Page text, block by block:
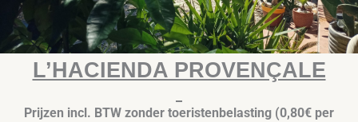
L’HACIENDA PROVENÇALE
Prijzen incl. BTW zonder toeristenbelasting (0,80€ per